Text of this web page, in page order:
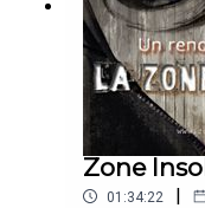
Zone
01:34:22 |